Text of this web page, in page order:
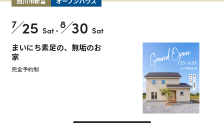
7 25 Sat- 8 30 Sat
まいにち素足の、無垢のお
家
完全予約制